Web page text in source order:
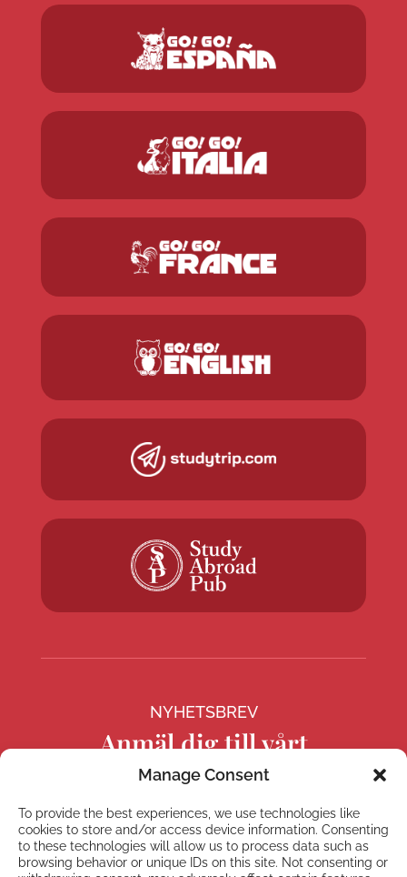
Manage Consent
To provide the best experiences, we use technologies like
cookies to store and/or access device information. Consenting
to these technologies will allow us to process data such as
browsing behavior or unique IDs on this site. Not consenting or
NYHETSBREV
Anmäl dig till vårt
nyhetsbrev